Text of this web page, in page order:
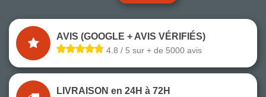
AVIS (GOOGLE + AVIS VÉRIFIÉS)
4.8 / 5 sur + de 5000 avis
LIVRAISON en 24H à 72H